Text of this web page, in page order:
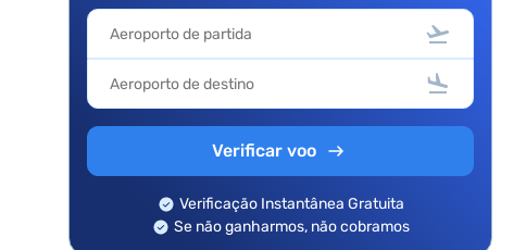
Verificar voo
Verificação Instantânea Gratuita
Se não ganharmos, não cobramos